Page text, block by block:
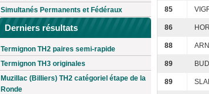
Simultanés Permanents et Fédéraux
Derniers résultats
Termignon TH2 paires semi-rapide
Termignon TH3 originales
Muzillac (Billiers) TH2 catégoriel étape de la
Ronde
85
86
88
89
89